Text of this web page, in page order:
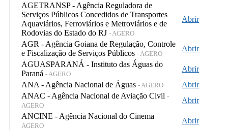
AGETRANSP - Agência Reguladora de
Serviços Públicos Concedidos de Transportes
Aquaviários, Ferroviários e Metroviários e de
Rodovias do Estado do RJ - AGERO
Abrir
AGR - Agência Goiana de Regulação, Controle
e Fiscalização de Serviços Públicos - AGERO
Abrir
AGUASPARANÁ - Instituto das Águas do
Paraná - AGERO
Abrir
ANA - Agência Nacional de Águas - AGERO
Abrir
ANAC - Agência Nacional de Aviação Civil -
AGERO
Abrir
ANCINE - Agência Nacional do Cinema -
AGERO
Abrir